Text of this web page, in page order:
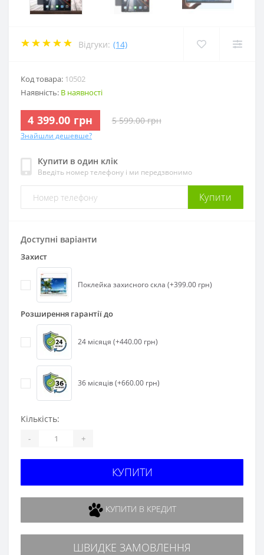
Відгуки: (14)
Код товара: 10502
Наявність: В наявності
4 399.00 грн 5 599.00 грн
Знайшли дешевше?
Купити в один клік
Введіть номер телефону і ми передзвонимо
Купити
Доступні варіанти
Захист
Поклейка захисного скла (+399.00 грн)
Розширення гарантії до
24 місяця (+440.00 грн)
36 місяців (+660.00 грн)
Кількість:
- +
КУПИТИ
КУПИТИ В КРЕДИТ
ШВИДКЕ ЗАМОВЛЕННЯ